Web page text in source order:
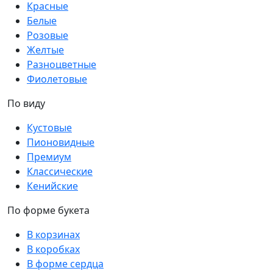
Красные
Белые
Розовые
Желтые
Разноцветные
Фиолетовые
По виду
Кустовые
Пионовидные
Премиум
Классические
Кенийские
По форме букета
В корзинах
В коробках
В форме сердца